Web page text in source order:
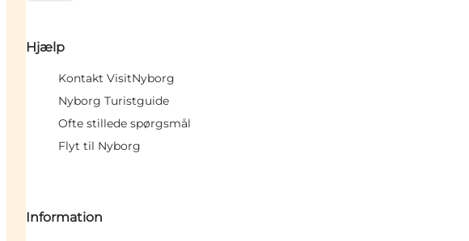
Hjælp
Kontakt VisitNyborg
Nyborg Turistguide
Ofte stillede spørgsmål
Flyt til Nyborg
Information